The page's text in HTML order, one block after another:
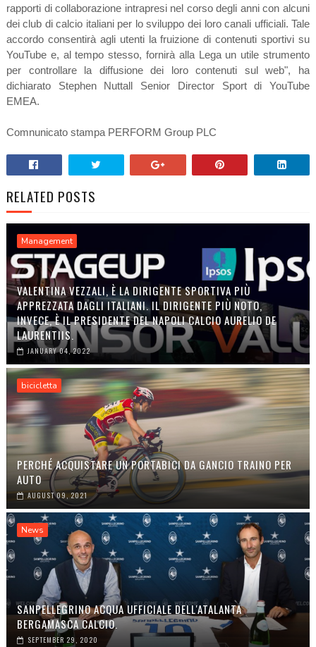
rapporti di collaborazione intrapresi nel corso degli anni con alcuni
dei club di calcio italiani per lo sviluppo dei loro canali ufficiali. Tale
accordo consentirà agli utenti la fruizione di contenuti sportivi su
YouTube e, al tempo stesso, fornirà alla Lega un utile strumento
per controllare la diffusione dei loro contenuti sul web", ha
dichiarato Stephen Nuttall Senior Director Sport di YouTube
EMEA.
Comnunicato stampa PERFORM Group PLC
RELATED POSTS
Management
VALENTINA VEZZALI, È LA DIRIGENTE SPORTIVA PIÙ
APPREZZATA DAGLI ITALIANI. IL DIRIGENTE PIÙ NOTO,
INVECE, È IL PRESIDENTE DEL NAPOLI CALCIO AURELIO DE
LAURENTIIS.
JANUARY 04, 2022
bicicletta
PERCHÉ ACQUISTARE UN PORTABICI DA GANCIO TRAINO PER
AUTO
AUGUST 09, 2021
News
SANPELLEGRINO ACQUA UFFICIALE DELL'ATALANTA
BERGAMASCA CALCIO.
SEPTEMBER 29, 2020